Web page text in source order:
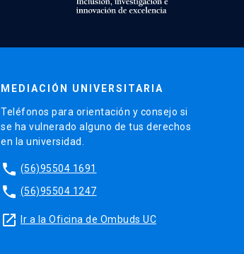
MEDIACIÓN UNIVERSITARIA
Teléfonos para orientación y consejo si
se ha vulnerado alguno de tus derechos
en la universidad.
phone (56)95504 1691
phone (56)95504 1247
launch Ir a la Oficina de Ombuds UC